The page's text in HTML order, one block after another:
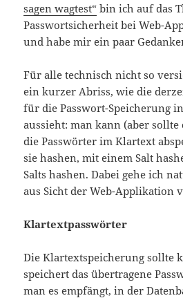
sagen wagtest“ bin ich auf das
Passwortsicherheit bei Web-
und habe mir ein paar
Für alle technisch nicht so
ein kurzer Abriss, wie die
für die Passwort-Speicherung
aussieht: man kann (aber sollte
die Passwörter im Klartext
sie hashen, mit einem Salt
Salts hashen. Dabei gehe ich
aus Sicht der Web-Applikation
Klartextpasswörter
Die Klartextspeicherung sollte
speichert das übertragene
man es empfängt, in der